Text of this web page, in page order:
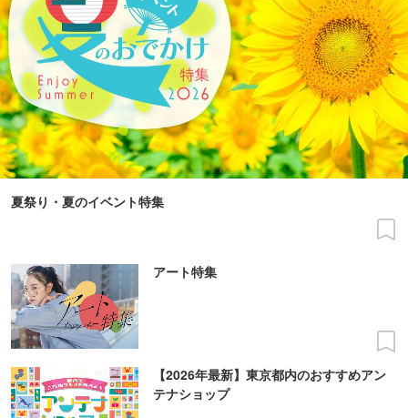
夏祭り・夏のイベント特集
アート特集
【2026年最新】東京都内のおすすめアン
テナショップ